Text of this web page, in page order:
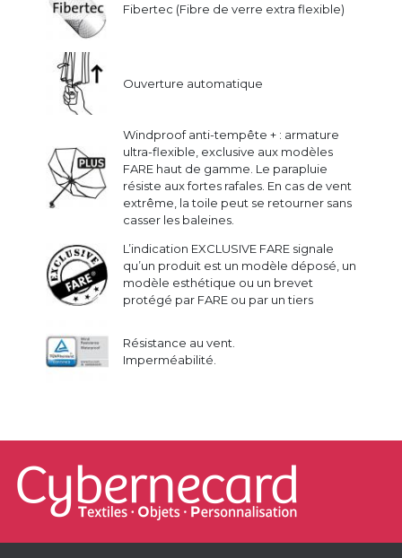
Fibertec (Fibre de verre extra flexible)
Ouverture automatique
Windproof anti-tempête + : armature
ultra-flexible, exclusive aux modèles
FARE haut de gamme. Le parapluie
résiste aux fortes rafales. En cas de vent
extrême, la toile peut se retourner sans
casser les baleines.
L’indication EXCLUSIVE FARE signale
qu’un produit est un modèle déposé, un
modèle esthétique ou un brevet
protégé par FARE ou par un tiers
Résistance au vent.
Imperméabilité.